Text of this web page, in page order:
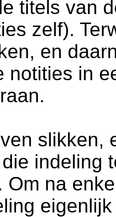
titels van
zelf).
en
notities in
slikken,
indeling
Om na